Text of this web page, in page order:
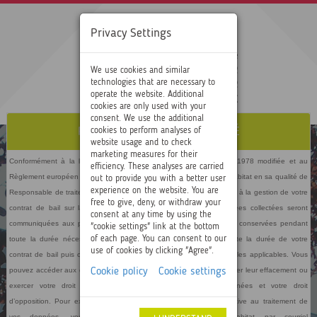
Privacy Settings
We use cookies and similar
technologies that are necessary to
operate the website. Additional
cookies are only used with your
consent. We use the additional
cookies to perform analyses of
website usage and to check
marketing measures for their
efficiency. These analyses are carried
out to provide you with a better user
experience on the website. You are
free to give, deny, or withdraw your
consent at any time by using the
"cookie settings" link at the bottom
of each page. You can consent to our
use of cookies by clicking "Agree".
Cookie policy Cookie settings
POLITIQUE DE CONFIDENTIALITÉ
Conformément à la loi « Informatique et Libertés
» du 6 janvier 1978 modifiée et au
Règlement européen
n°2016/679 du 27 avril 2016, Centre Alsace Habitat en sa qualité de
Responsable de traitement recueille les renseignements nécessaires à la gestion de votre
contrat de bail sur la base de l’exécution de celui-ci.Ces données collectées seront
communiquées aux personnes chargées de la Gestion locative conservéespendant
toute la durée nécessaire au traitement, notamment pendant toute la durée de votre
contrat de bail puis conformément aux durées de prescriptions légales applicables. Vous
pouvez accéder aux données vous concernant, les rectifier, demander leur effacement ou
exercer votre droit à la limitation du traitement de vos données et votre droit
d’opposition. Pour exercer ces droits ou pour toute question relative au traitement de